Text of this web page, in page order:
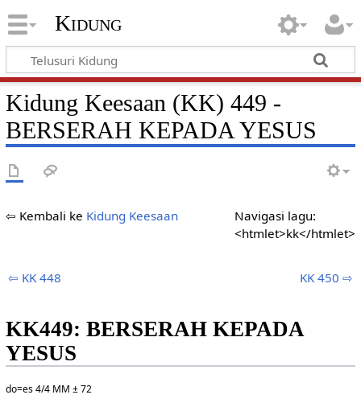
Kidung
Kidung Keesaan (KK) 449 -
BERSERAH KEPADA YESUS
Navigasi lagu:
<htmlet>kk</htmlet>
⇦ Kembali ke Kidung Keesaan
⇦ KK 448 KK 450 ⇨
KK449: BERSERAH KEPADA
YESUS
do=es 4/4 MM ± 72